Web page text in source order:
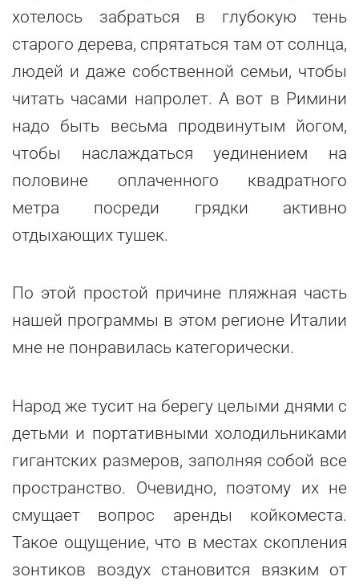
хотелось забраться в глубокую тень
старого дерева, спрятаться там от солнца,
людей и даже собственной семьи, чтобы
читать часами напролет. А вот в Римини
надо быть весьма продвинутым йогом,
чтобы наслаждаться уединением на
половине оплаченного квадратного
метра посреди грядки активно
отдыхающих тушек.
По этой простой причине пляжная часть
нашей программы в этом регионе Италии
мне не понравилась категорически.
Народ же тусит на берегу целыми днями с
детьми и портативными холодильниками
гигантских размеров, заполняя собой все
пространство. Очевидно, поэтому их не
смущает вопрос аренды койкоместа.
Такое ощущение, что в местах скопления
зонтиков воздух становится вязким от